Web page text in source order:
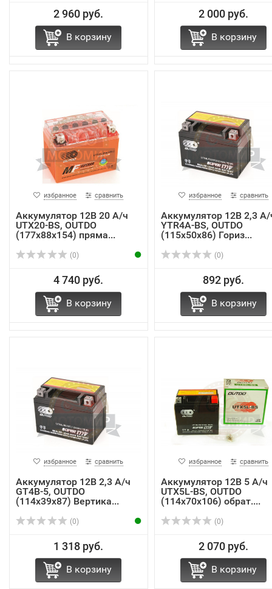
2 960 руб.
В корзину
2 000 руб.
В корзину
избранное сравнить
Аккумулятор 12В 20 А/ч
UTX20-BS, OUTDO
(177х88х154) пряма...
(0)
4 740 руб.
В корзину
избранное сравнить
Аккумулятор 12В 2,3 А/
YTR4A-BS, OUTDO
(115х50х86) Гориз...
(0)
892 руб.
В корзину
избранное сравнить
Аккумулятор 12В 2,3 А/ч
GT4B-5, OUTDO
(114х39х87) Вертика...
(0)
1 318 руб.
В корзину
избранное сравнить
Аккумулятор 12В 5 А/ч
UTX5L-BS, OUTDO
(114х70х106) обрат....
(0)
2 070 руб.
В корзину